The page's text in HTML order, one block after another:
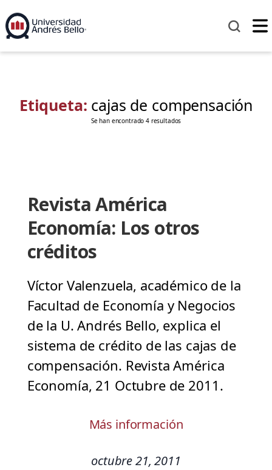
Etiqueta: cajas de compensación
Se han encontrado 4 resultados
Revista América
Economía: Los otros
créditos
Víctor Valenzuela, académico de la
Facultad de Economía y Negocios
de la U. Andrés Bello, explica el
sistema de crédito de las cajas de
compensación. Revista América
Economía, 21 Octubre de 2011.
Más información
octubre 21, 2011